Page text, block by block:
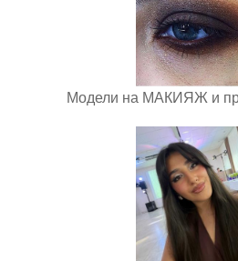
Модели на МАКИЯЖ и